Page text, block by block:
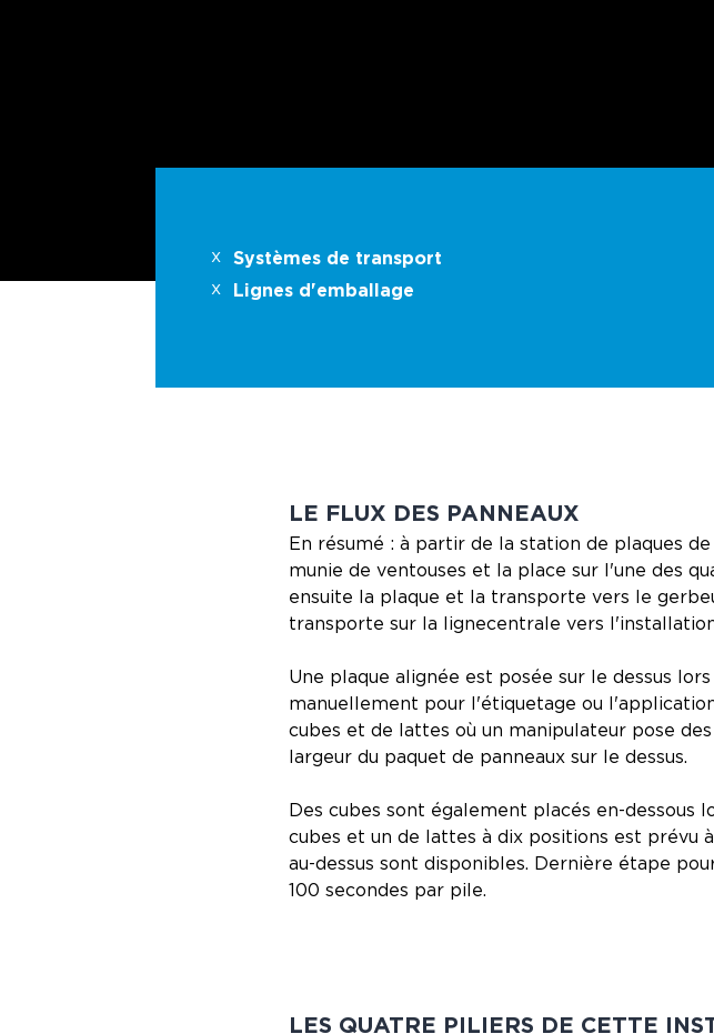
Systèmes de transport
Lignes d'emballage
LE FLUX DES PANNEAUX
En résumé : à partir de la station de plaques
munie de ventouses et la place sur l'une des
ensuite la plaque et la transporte vers le
transporte sur la lignecentrale vers
Une plaque alignée est posée sur le dessus
manuellement pour l'étiquetage ou
cubes et de lattes où un manipulateur pose
largeur du paquet de panneaux sur le dessus.
Des cubes sont également placés en-dessous
cubes et un de lattes à dix positions est prévu
au-dessus sont disponibles. Dernière étape
100 secondes par pile.
LES QUATRE PILIERS DE CETTE